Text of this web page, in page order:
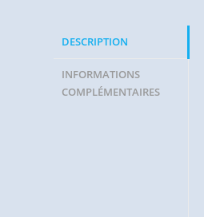
DESCRIPTION
INFORMATIONS
COMPLÉMENTAIRES